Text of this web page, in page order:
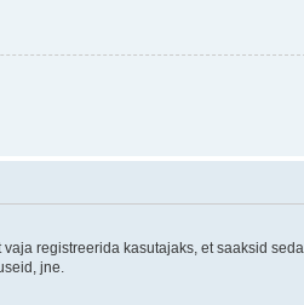
registreerida kasutajaks, et saaksid seda
jne.